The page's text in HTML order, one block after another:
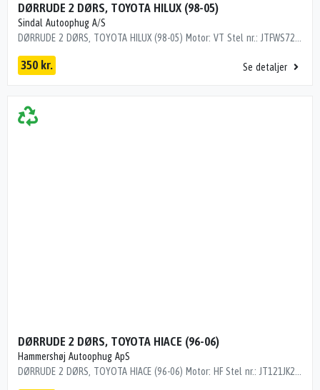
DØRRUDE 2 DØRS, TOYOTA HILUX (98-05)
Sindal Autoophug A/S
DØRRUDE 2 DØRS, TOYOTA HILUX (98-05) Motor: VT Stel nr.: JTFWS726300002671 Årgang.: 2002 Del nr..: H65086 Dito nr.: 82805301 Stamkort nr.: B0582 Kilometer: 220000 GRØN
350 kr. Se detaljer
DØRRUDE 2 DØRS, TOYOTA HIACE (96-06)
Hammershøj Autoophug ApS
DØRRUDE 2 DØRS, TOYOTA HIACE (96-06) Motor: HF Stel nr.: JT121JK2200047811 Årgang.: 2008 Del nr..: MS3300 Dito nr.: 81935301 Stamkort nr.: D1058 Kilometer: 28000 GRØN TONET